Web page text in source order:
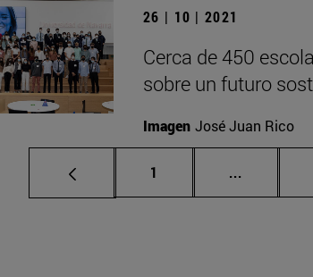
26 | 10 | 2021
Cerca de 450
sobre un futuro
Imagen José Juan Rico
Página
1 ... Páginas